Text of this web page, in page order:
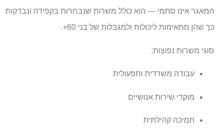
המאגר אינו סתמי — הוא כולל משרות שנבחרות בקפידה ונבדקות
כך שהן מתאימות ליכולות ולמגבלות של בני 60+.
סוגי משרות נפוצות:
עבודה משרדית ותפעולית
מוקדי שירות אנושיים
תמיכה קהילתית